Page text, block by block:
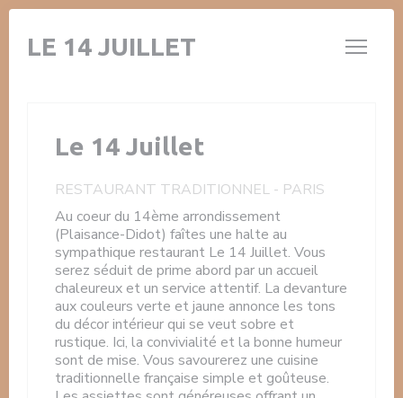
Personnalisation de vos choix en matière de cookies
LE 14 JUILLET
Le 14 Juillet
RESTAURANT TRADITIONNEL - PARIS
Au coeur du 14ème arrondissement
(Plaisance-Didot) faîtes une halte au
sympathique restaurant Le 14 Juillet. Vous
serez séduit de prime abord par un accueil
chaleureux et un service attentif. La devanture
aux couleurs verte et jaune annonce les tons
du décor intérieur qui se veut sobre et
rustique. Ici, la convivialité et la bonne humeur
sont de mise. Vous savourerez une cuisine
traditionnelle française simple et goûteuse.